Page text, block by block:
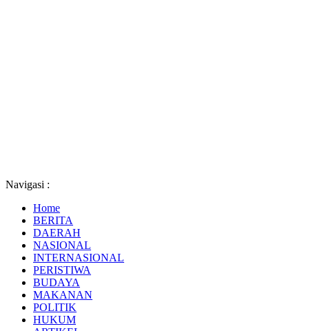
Navigasi :
Home
BERITA
DAERAH
NASIONAL
INTERNASIONAL
PERISTIWA
BUDAYA
MAKANAN
POLITIK
HUKUM